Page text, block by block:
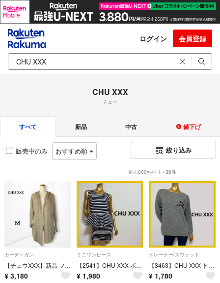
ログイン 会員登録
CHU XXX
チュー
すべて 新品 中古 値下げ
販売中のみ おすすめ順 絞り込み
約1,000件中 1 - 36件
カーディガン
【チュウXXX】新品 フード付きロングニットカーディガン リラックス 羽織り M
¥ 3,180
ミニワンピース
【2541】CHU XXX ボーダー ぺプラム ワンピース
¥ 1,980
トレーナー/スウェット
【3463】CHU XXX ドルマン トレーナー F
¥ 1,780